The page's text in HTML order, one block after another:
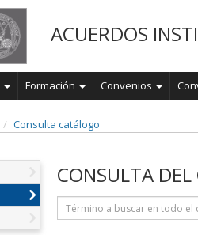
ACUERDOS
Formación Convenios
Consulta catálogo
CONSULTA